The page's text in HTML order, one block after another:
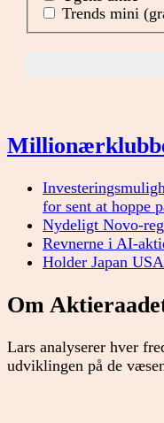
Trends mini
for sent at hoppe
Nydeligt Novo-
Revnerne i AI-
Holder Japan
Om
Lars analyserer hver
udviklingen på de